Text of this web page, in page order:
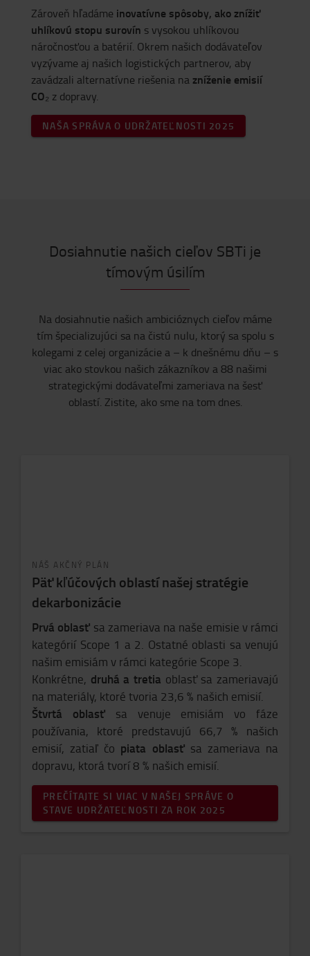
Zároveň hľadáme inovatívne spôsoby, ako znížiť
uhlíkovú stopu surovín s vysokou uhlíkovou
náročnosťou a batérií. Okrem našich dodávateľov
vyzývame aj našich logistických partnerov, aby
zavádzali alternatívne riešenia na zníženie emisií
CO₂ z dopravy.
NAŠA SPRÁVA O UDRŽATEĽNOSTI 2025
Dosiahnutie našich cieľov SBTi je
tímovým úsilím
Na dosiahnutie našich ambicióznych cieľov máme
tím špecializujúci sa na čistú nulu, ktorý sa spolu s
kolegami z celej organizácie a – k dnešnému dňu – s
viac ako stovkou našich zákazníkov a 88 našimi
strategickými dodávateľmi zameriava na šesť
oblastí. Zistite, ako sme na tom dnes.
NÁŠ AKČNÝ PLÁN
Päť kľúčových oblastí našej stratégie
dekarbonizácie
Prvá oblasť sa zameriava na naše emisie v rámci
kategórií Scope 1 a 2. Ostatné oblasti sa venujú
našim emisiám v rámci kategórie Scope 3.
Konkrétne, druhá a tretia oblasť sa zameriavajú
na materiály, ktoré tvoria 23,6 % našich emisií.
Štvrtá oblasťsa venuje emisiám vo fáze
používania, ktoré predstavujú 66,7 % našich
emisií, zatiaľ čo piata oblasť sa zameriava na
dopravu, ktorá tvorí 8 % našich emisií.
PREČÍTAJTE SI VIAC V NAŠEJ SPRÁVE O
STAVE UDRŽATEĽNOSTI ZA ROK 2025